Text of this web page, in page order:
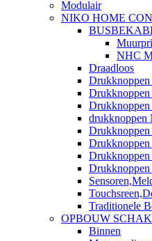
Modulair
NIKO HOME
NHC
Draadloos
Traditionele
OPBOUW
Binnen